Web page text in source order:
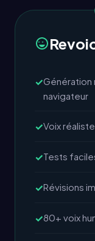
Génération
navigateur
Voix
Tests
Révisions
80+ voix